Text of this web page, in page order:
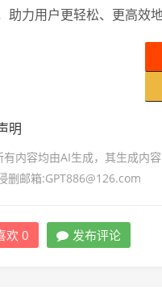
助力用户更轻松、更高效
明
有内容均由AI生成，其生成内
删邮箱:GPT886@126.com
欢 0 发布评论